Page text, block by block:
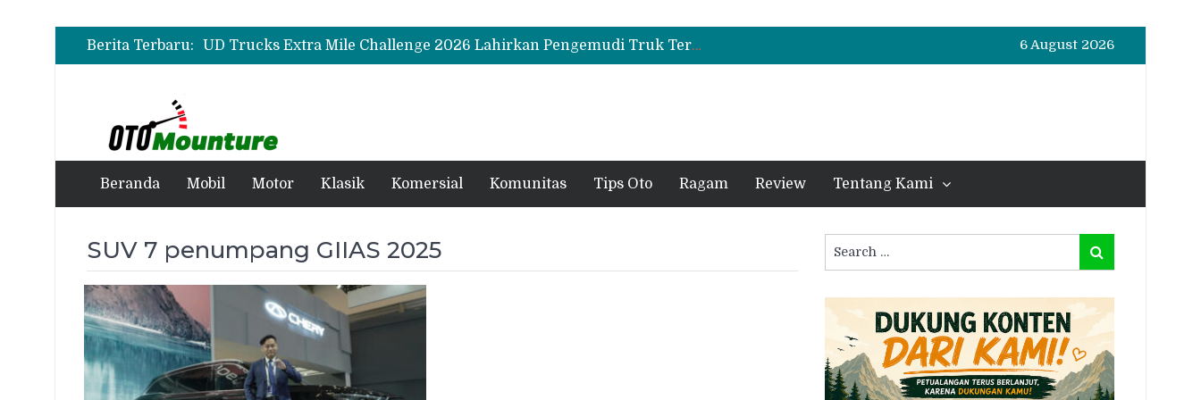
Berita Terbaru:
Hino Tingkatkan Keamanan Kendaraan Niaga dengan Standarisasi Karoseri
UD Trucks Extra Mile Challenge 2026 Lahirkan Pengemudi Truk Terbaik, Crisanto Melaju ke Jepang
Biaya Operasional Geely Starray EM-i Mulai Rp514 Ribu per Bulan, Jarak Tempuh Tembus 1.000 Km
6 August 2026
Beranda Mobil Motor Klasik Komersial Komunitas Tips Oto Ragam Review Tentang Kami
SUV 7 penumpang GIIAS 2025
for:
Search